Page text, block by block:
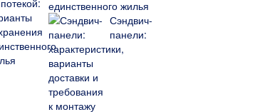
единственного жилья
Сэндвич-
панели: